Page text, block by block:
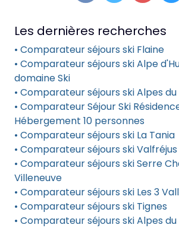
Les dernières recherches
• Comparateur séjours ski Flaine
• Comparateur séjours ski Alpe
domaine Ski
• Comparateur séjours ski Alpes
• Comparateur Séjour Ski
Hébergement 10 personnes
• Comparateur séjours ski La Tania
• Comparateur séjours ski Valfréjus
• Comparateur séjours ski Serre
Villeneuve
• Comparateur séjours ski Les 3
• Comparateur séjours ski Tignes
• Comparateur séjours ski Alpes